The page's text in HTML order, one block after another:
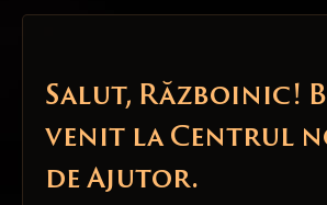
Salut, Războinic!
venit la Centrul
de Ajutor.